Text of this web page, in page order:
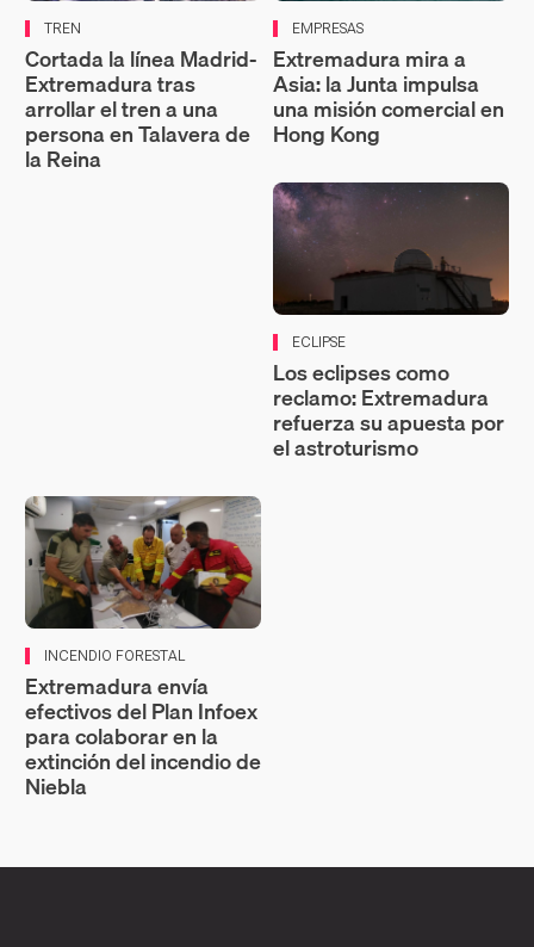
TREN
Cortada la línea Madrid-
Extremadura tras
arrollar el tren a una
persona en Talavera de
la Reina
EMPRESAS
Extremadura mira a
Asia: la Junta impulsa
una misión comercial en
Hong Kong
ECLIPSE
Los eclipses como
reclamo: Extremadura
refuerza su apuesta por
el astroturismo
INCENDIO FORESTAL
Extremadura envía
efectivos del Plan Infoex
para colaborar en la
extinción del incendio de
Niebla